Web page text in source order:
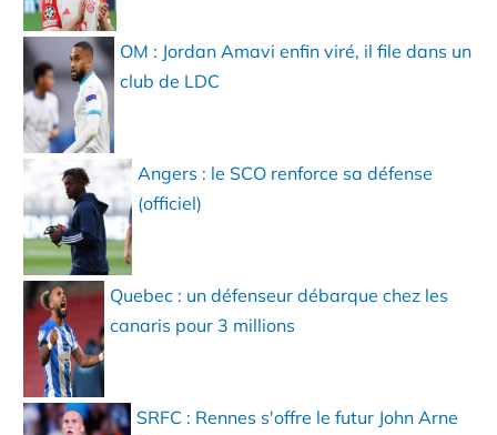
OM : Jordan Amavi enfin viré, il file dans un
club de LDC
Angers : le SCO renforce sa défense
(officiel)
Quebec : un défenseur débarque chez les
canaris pour 3 millions
SRFC : Rennes s'offre le futur John Arne